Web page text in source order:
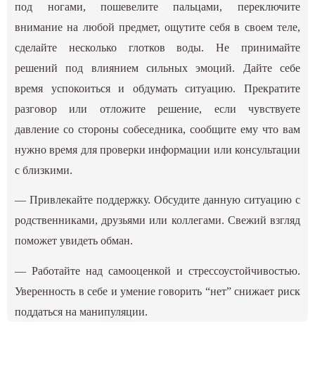
под ногами, пошевелите пальцами, переключите
внимание на любой предмет, ощутите себя в своем теле,
сделайте несколько глотков воды. Не принимайте
решений под влиянием сильных эмоций. Дайте себе
время успокоиться и обдумать ситуацию. Прекратите
разговор или отложите решение, если чувствуете
давление со стороны собеседника, сообщите ему что вам
нужно время для проверки информации или консультации
с близкими.
— Привлекайте поддержку. Обсудите данную ситуацию с
родственниками, друзьями или коллегами. Свежий взгляд
поможет увидеть обман.
— Работайте над самооценкой и стрессоустойчивостью.
Уверенность в себе и умение говорить “нет” снижает риск
поддаться на манипуляции.